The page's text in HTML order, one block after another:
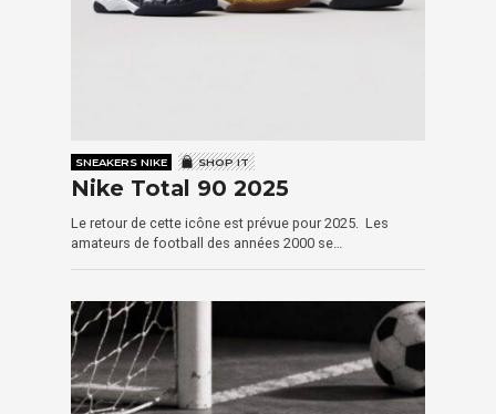
SNEAKERS NIKE SHOP IT
Nike Total 90 2025
Le retour de cette icône est prévue pour 2025. Les
amateurs de football des années 2000 se…